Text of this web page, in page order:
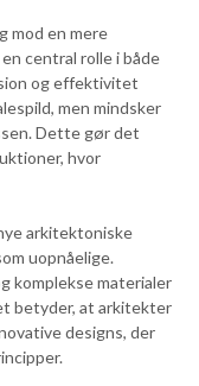
mod en mere
central rolle i både
og effektivitet
men mindsker
Dette gør det
hvor
arkitektoniske
uopnåelige.
komplekse materialer
betyder, at arkitekter
designs, der